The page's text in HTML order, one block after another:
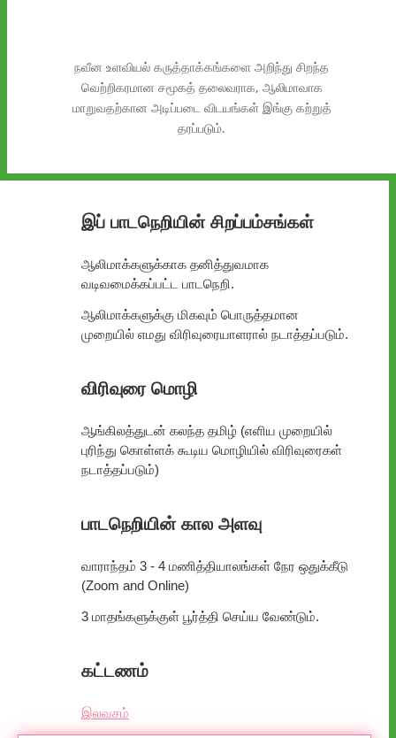
நவீன உளவியல் கருத்தாக்கங்களை அறிந்து சிறந்த
வெற்றிகரமான சமூகத் தலைவராக, ஆலிமாவாக
மாறுவதற்கான அடிப்படை விடயங்கள் இங்கு கற்றுத்
தரப்படும்.
இப் பாடநெறியின் சிறப்பம்சங்கள்
ஆலிமாக்களுக்காக தனித்துவமாக
வடிவமைக்கப்பட்ட பாடநெறி.
ஆலிமாக்களுக்கு மிகவும் பொருத்தமான
முறையில் எமது விரிவுரையாளரால் நடாத்தப்படும்.
விரிவுரை மொழி
ஆங்கிலத்துடன் கலந்த தமிழ் (எளிய முறையில்
புரிந்து கொள்ளக் கூடிய மொழியில் விரிவுரைகள்
நடாத்தப்படும்)
பாடநெறியின் கால அளவு
வாராந்தம் 3 - 4 மணித்தியாலங்கள் நேர ஒதுக்கீடு
(Zoom and Online)
3 மாதங்களுக்குள் பூர்த்தி செய்ய வேண்டும்.
கட்டணம்
இலவசம்